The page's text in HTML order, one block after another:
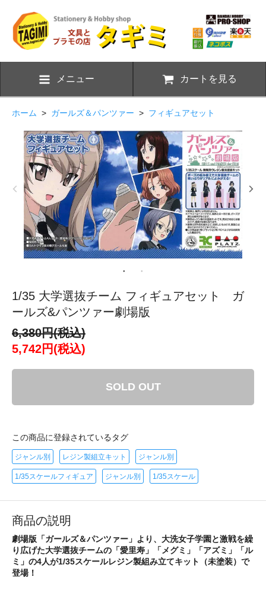
メニュー カートを見る
ホーム > ガールズ＆パンツァー > フィギュアセット
1/35 大学選抜チーム フィギュアセット ガ
ールズ&パンツァー劇場版
6,380円(税込)
5,742円(税込)
SOLD OUT
この商品に登録されているタグ
ジャンル別 レジン製組立キット ジャンル別
1/35スケールフィギュア ジャンル別 1/35スケール
商品の説明
劇場版「ガールズ＆パンツァー」より、大洗女子学園と激戦を繰
り広げた大学選抜チームの「愛里寿」「メグミ」「アズミ」「ル
ミ」の4人が1/35スケールレジン製組み立てキット（未塗装）で
登場！